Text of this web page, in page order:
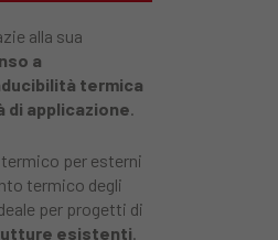
alla sua
a
termica
applicazione.
per esterni
termico degli
per progetti di
esistenti.